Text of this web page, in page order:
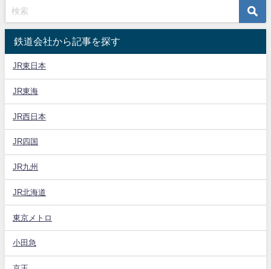
鉄道会社から記事を探す
JR東日本
JR東海
JR西日本
JR四国
JR九州
JR北海道
東京メトロ
小田急